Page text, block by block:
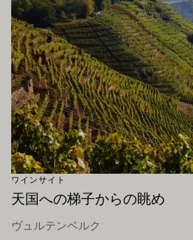
ワインサイト
天国への梯子からの眺め
ヴュルテンベルク